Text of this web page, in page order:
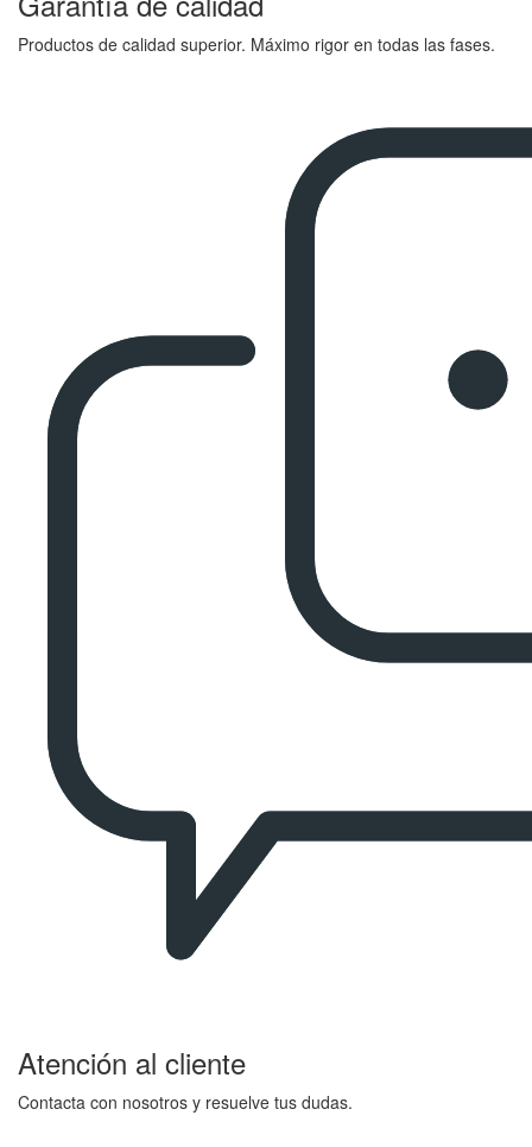
Productos de calidad superior. Máximo rigor en todas las fases.
Atención al cliente
Contacta con nosotros y resuelve tus dudas.